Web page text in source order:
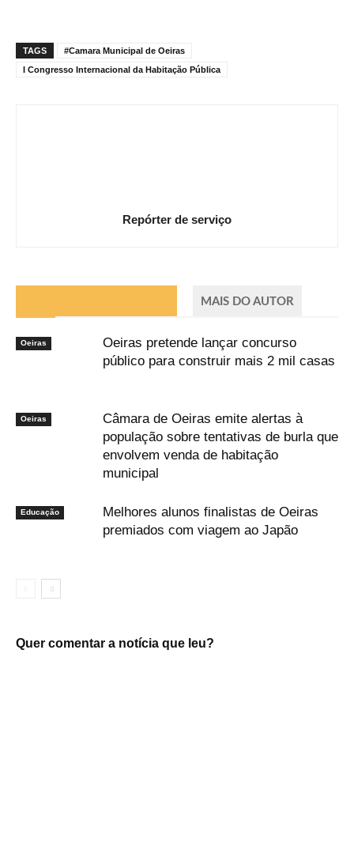
TAGS
#Camara Municipal de Oeiras
I Congresso Internacional da Habitação Pública
Repórter de serviço
MAIS DO AUTOR
Oeiras
Oeiras pretende lançar concurso
público para construir mais 2 mil casas
Oeiras
Câmara de Oeiras emite alertas à
população sobre tentativas de burla que
envolvem venda de habitação
municipal
Educação
Melhores alunos finalistas de Oeiras
premiados com viagem ao Japão
Quer comentar a notícia que leu?